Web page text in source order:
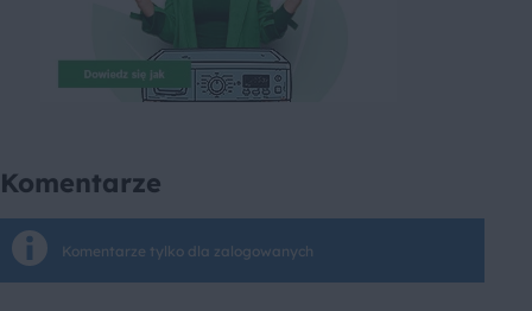
Komentarze
Komentarze tylko dla zalogowanych